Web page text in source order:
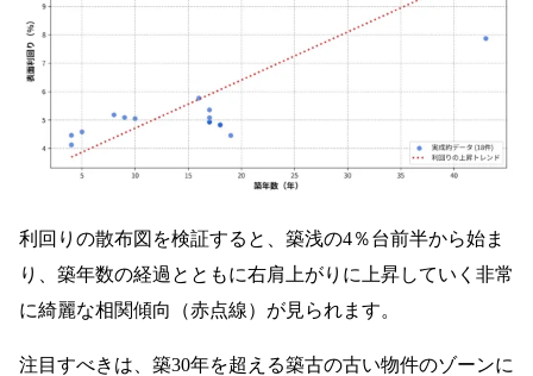
利回りの散布図を検証すると、築浅の4％台前半から始ま
り、築年数の経過とともに右肩上がりに上昇していく非常
に綺麗な相関傾向（赤点線）が見られます。
注目すべきは、築30年を超える築古の古い物件のゾーンに